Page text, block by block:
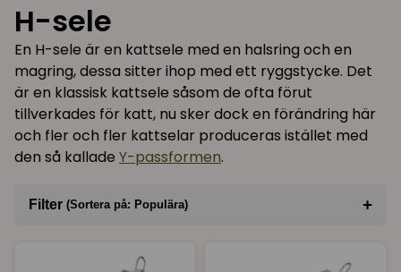
H-sele
En H-sele är en kattsele med en halsring och en
magring, dessa sitter ihop med ett ryggstycke. Det
är en klassisk kattsele såsom de ofta förut
tillverkades för katt, nu sker dock en förändring här
och fler och fler kattselar produceras istället med
den så kallade Y-passformen.
Filter (Sortera på: Populära) +